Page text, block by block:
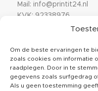
Om de beste ervaringen te
zoals cookies om informatie
raadplegen. Door in te
gegevens zoals surfgedrag
Als u geen toestemming
Mail: info@printit24.nl
KVK: 92338976
Printit24 is onderdeel
HANDIGE LINKS